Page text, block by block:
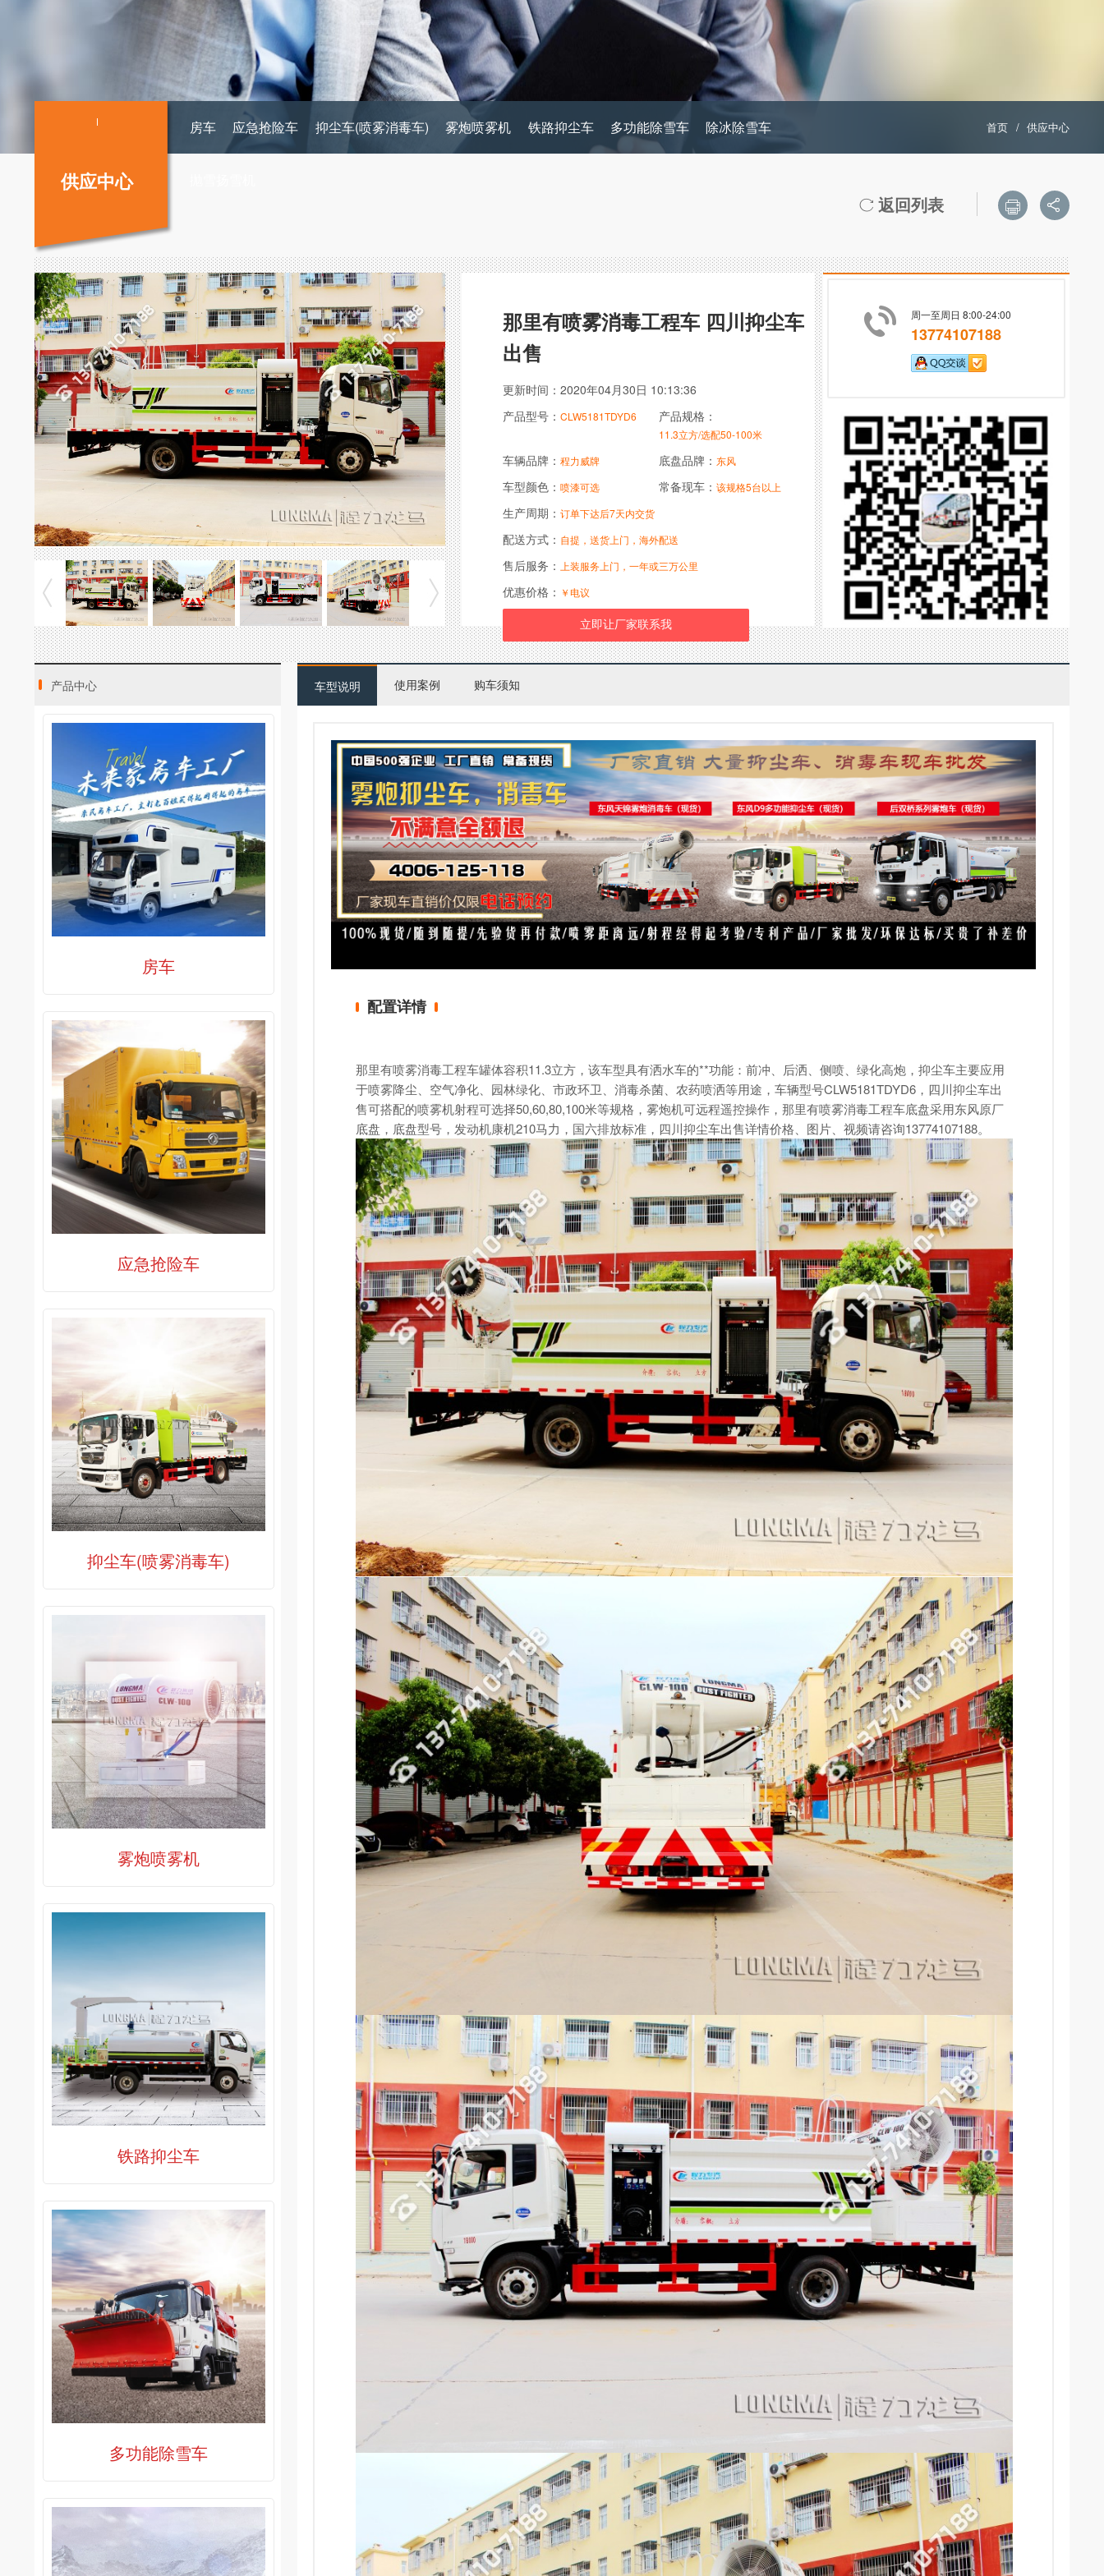
供应中心
房车 应急抢险车 抑尘车(喷雾消毒车) 雾炮喷雾机 铁路抑尘车 多功能除雪车 除冰除雪车 首页 / 供应中心
 返回列表  
那里有喷雾消毒工程车 四川抑尘车
出售
更新时间：2020年04月30日 10:13:36
产品型号： CLW5181TDYD6 产品规格：
11.3立方/选配50-100米
车辆品牌： 程力威牌 底盘品牌： 东风
车型颜色： 喷漆可选 常备现车： 该规格5台以上
生产周期： 订单下达后7天内交货
配送方式： 自提，送货上门，海外配送
售后服务： 上装服务上门，一年或三万公里
优惠价格： ￥电议
周一至周日 8:00-24:00
13774107188
产品中心
房车
应急抢险车
抑尘车(喷雾消毒车)
雾炮喷雾机
铁路抑尘车
多功能除雪车
车型说明 使用案例 购车须知
配置详情
那里有喷雾消毒工程车罐体容积11.3立方，该车型具有洒水车的**功能：前冲、后洒、侧喷、绿化高炮， 抑尘车主要应用
于喷雾降尘、空气净化、园林绿化、市政环卫、消毒杀菌、农药喷洒等用途，车辆型号CLW5181TDYD6，四川抑尘车出
售可搭配的喷雾机射程可选择50,60,80,100米等规格， 雾炮机可远程遥控操作，那里有喷雾消毒工程车底盘采用东风原厂
底盘，底盘型号，发动机康机210马力，国六排放标准，四川抑尘车出售详情价格、图片、视频请咨询13774107188。